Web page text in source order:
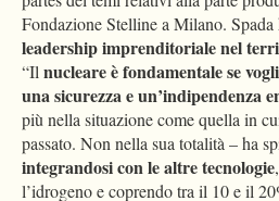
Fondazione Stelline a Milano. Spada
leadership imprenditoriale nel
“Ilnucleare è fondamentale se
una sicurezza e un’indipendenza
più nella situazione come quella in
passato. Non nella sua totalità – ha
integrandosi con le altre tecnologie
l’idrogeno e coprendo tra il 10 e il